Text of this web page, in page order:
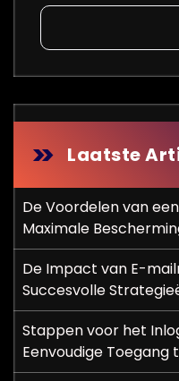
Laatste
De Voordelen van
Maximale
De Impact van E-
Succesvolle
Stappen voor het
Eenvoudige Toegang